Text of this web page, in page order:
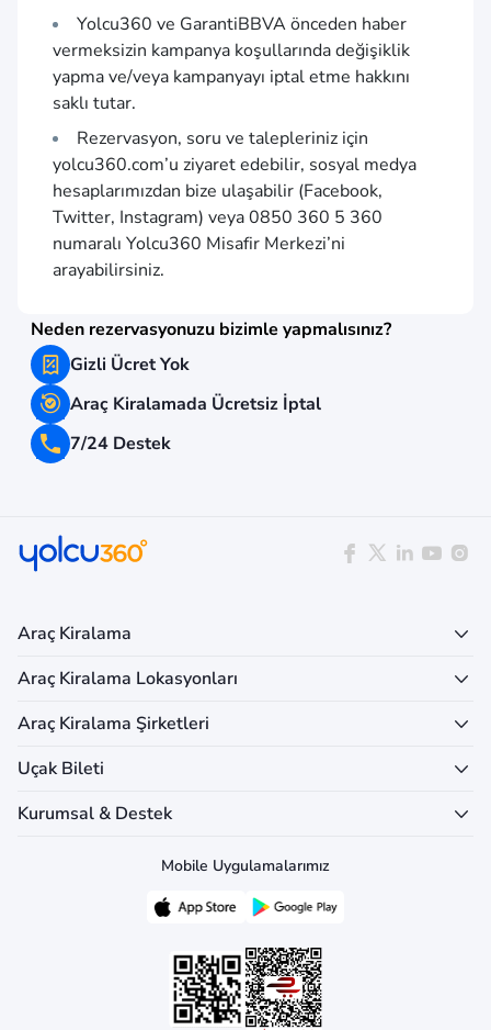
Yolcu360 ve GarantiBBVA önceden haber
vermeksizin kampanya koşullarında değişiklik
yapma ve/veya kampanyayı iptal etme hakkını
saklı tutar.
Rezervasyon, soru ve talepleriniz için
yolcu360.com’u ziyaret edebilir, sosyal medya
hesaplarımızdan bize ulaşabilir (Facebook,
Twitter, Instagram) veya 0850 360 5 360
numaralı Yolcu360 Misafir Merkezi’ni
arayabilirsiniz.
Neden rezervasyonuzu bizimle yapmalısınız?
Gizli Ücret Yok
Araç Kiralamada Ücretsiz İptal
7/24 Destek
Araç Kiralama
Araç Kiralama Lokasyonları
Araç Kiralama Şirketleri
Uçak Bileti
Kurumsal & Destek
Mobile Uygulamalarımız